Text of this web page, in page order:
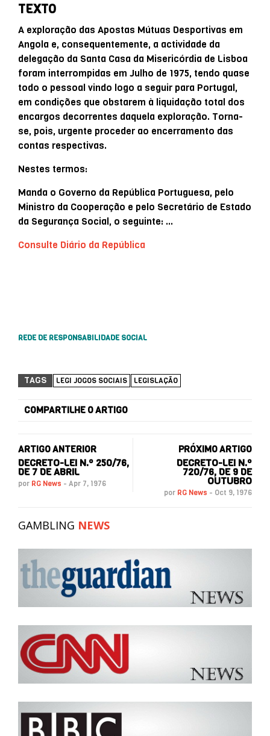
TEXTO
A exploração das Apostas Mútuas Desportivas em
Angola e, consequentemente, a actividade da
delegação da Santa Casa da Misericórdia de Lisboa
foram interrompidas em Julho de 1975, tendo quase
todo o pessoal vindo logo a seguir para Portugal,
em condições que obstarem à liquidação total dos
encargos decorrentes daquela exploração. Torna-
se, pois, urgente proceder ao encerramento das
contas respectivas.
Nestes termos:
Manda o Governo da República Portuguesa, pelo
Ministro da Cooperação e pelo Secretário de Estado
da Segurança Social, o seguinte: …
Consulte Diário da República
REDE DE RESPONSABILIDADE SOCIAL
TAGS LEGI JOGOS SOCIAIS LEGISLAÇÃO
COMPARTILHE O ARTIGO
ARTIGO ANTERIOR
DECRETO-LEI N.º 250/76,
DE 7 DE ABRIL
por RG News - Apr 7, 1976
PRÓXIMO ARTIGO
DECRETO-LEI N.º
720/76, DE 9 DE
OUTUBRO
por RG News - Oct 9, 1976
GAMBLING NEWS